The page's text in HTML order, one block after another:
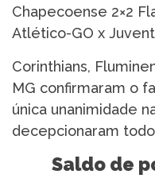
Chapecoense 2×2
Atlético-GO x
Corinthians,
MG confirmaram o
única unanimidade
decepcionaram
Saldo de